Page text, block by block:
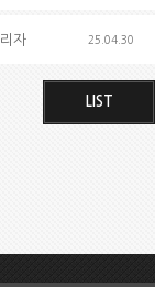
자 25.04.30
LIST